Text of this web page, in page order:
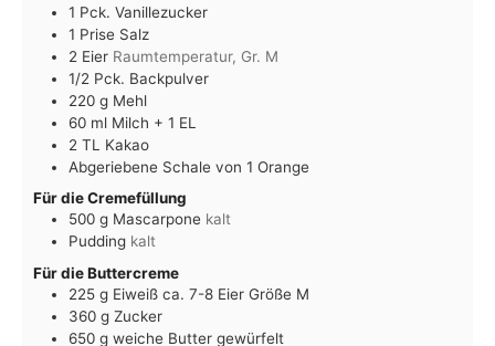
1 Pck. Vanillezucker
1 Prise Salz
2 Eier Raumtemperatur, Gr. M
1/2 Pck. Backpulver
220 g Mehl
60 ml Milch + 1 EL
2 TL Kakao
Abgeriebene Schale von 1 Orange
Für die Cremefüllung
500 g Mascarpone kalt
Pudding kalt
Für die Buttercreme
225 g Eiweiß ca. 7-8 Eier Größe M
360 g Zucker
650 g weiche Butter gewürfelt